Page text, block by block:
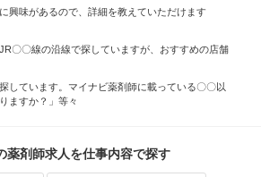
興味があるので、詳細を教えていただけます
〇〇線の沿線で探していますが、おすすめの店舗
しています。マイナビ薬剤師に載っている〇〇以
ますか？」等々
薬剤師求人を仕事内容で探す